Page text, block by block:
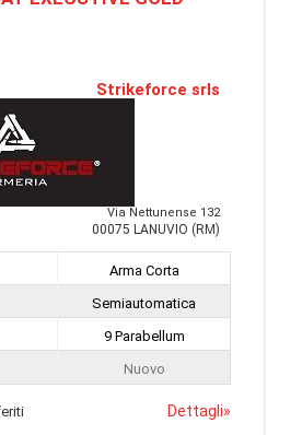
Strikeforce srls
Via Nettunense 132
00075 LANUVIO (RM)
Arma Corta
Semiautomatica
9 Parabellum
Nuovo
Dettagli»